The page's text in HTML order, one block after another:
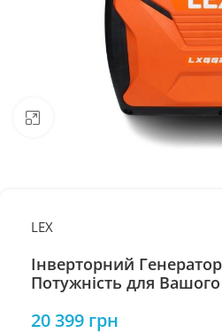
Натисніть, щоб збільшити
LEX
Інверторний Генератор
Потужність для
20 399 грн